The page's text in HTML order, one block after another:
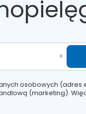
osobowych (adres
(marketing).